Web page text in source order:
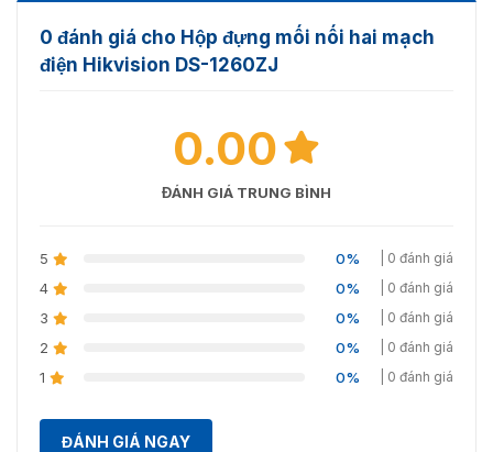
Mua Hikvision DS-1260ZJ chính hãng ở
Hikvision tại Việt Nam, cam kết cung cấp sản phẩm DS-
1260ZJ chính hãng với chất lượng cao nhất cùng giá
thành cạnh tranh. Đội ngũ nhân viên tư vấn chuyên
nghiệp, giàu kinh nghiệm sẵn sàng hỗ trợ khách hàng
lựa chọn sản phẩm phù hợp và giải đáp mọi thắc mắc
qua hotline 093.6611.372.
0 đánh giá cho Hộp đựng mối nối hai mạch
điện Hikvision DS-1260ZJ
0.00
ĐÁNH GIÁ TRUNG BÌNH
5 0% | 0 đánh giá
4 0% | 0 đánh giá
3 0% | 0 đánh giá
2 0% | 0 đánh giá
1 0% | 0 đánh giá
ĐÁNH GIÁ NGAY